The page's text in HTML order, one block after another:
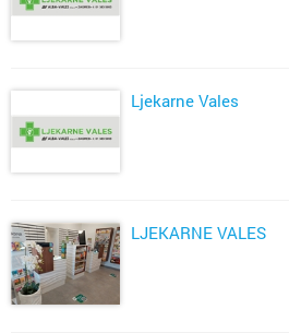
Ljekarne Vales
LJEKARNE VALES